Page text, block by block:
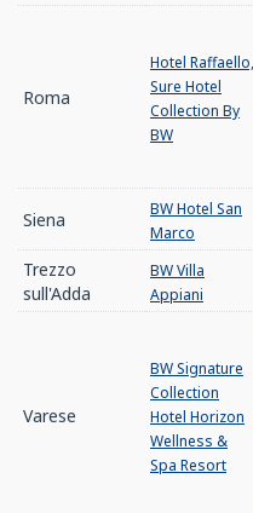
Roma
Hotel Raffaello,
Sure Hotel
Collection By
BW
Siena
BW Hotel San
Marco
Trezzo
sull'Adda
BW Villa
Appiani
Varese
BW Signature
Collection
Hotel Horizon
Wellness &
Spa Resort